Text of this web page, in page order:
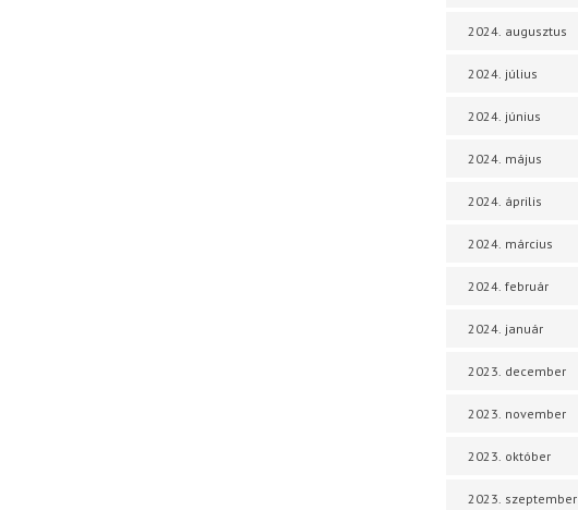
2024. augusztus
2024. július
2024. június
2024. május
2024. április
2024. március
2024. február
2024. január
2023. december
2023. november
2023. október
2023. szeptember